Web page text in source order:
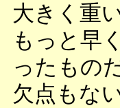
大きく重
もっと早
ったもの
欠点もな